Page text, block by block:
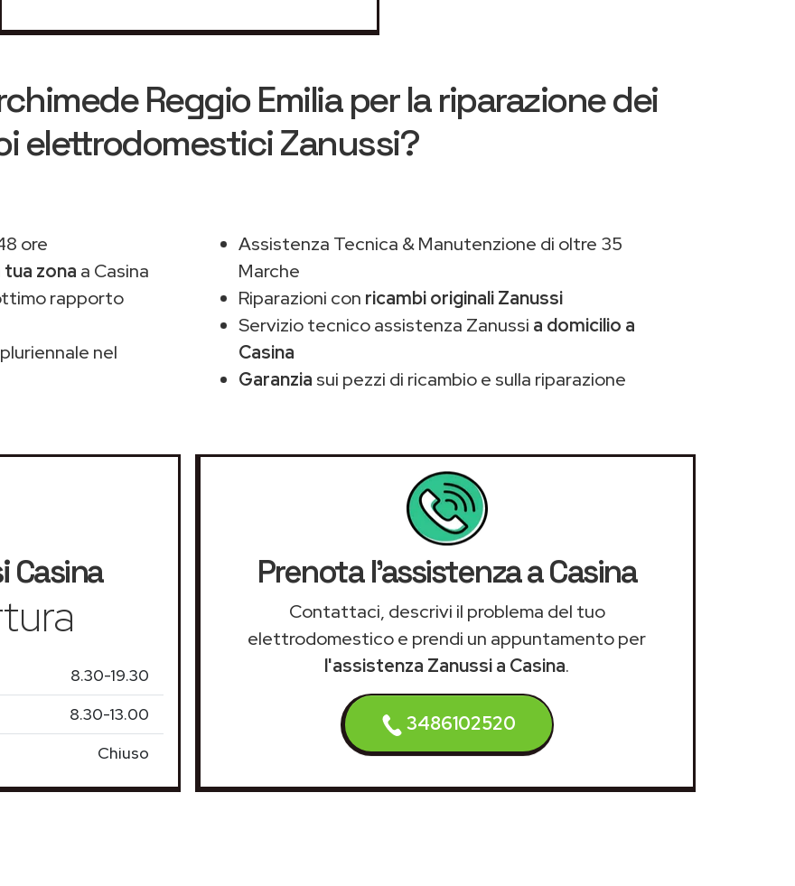
Reggio Emiliaper la riparazione dei
elettrodomestici Zanussi?
ore
tua zona a Casina
rapporto
nel
Assistenza Tecnica & Manutenzione di oltre 35
Marche
Riparazioni con ricambi originali Zanussi
Servizio tecnico assistenza Zanussi a domicilio a
Casina
Garanzia sui pezzi di ricambio e sulla riparazione
Casina
8.30-19.30
8.30-13.00
Chiuso
Prenota l'assistenza a Casina
Contattaci, descrivi il problema del tuo
elettrodomestico e prendi un appuntamento per
l'assistenza Zanussi a Casina.
3486102520